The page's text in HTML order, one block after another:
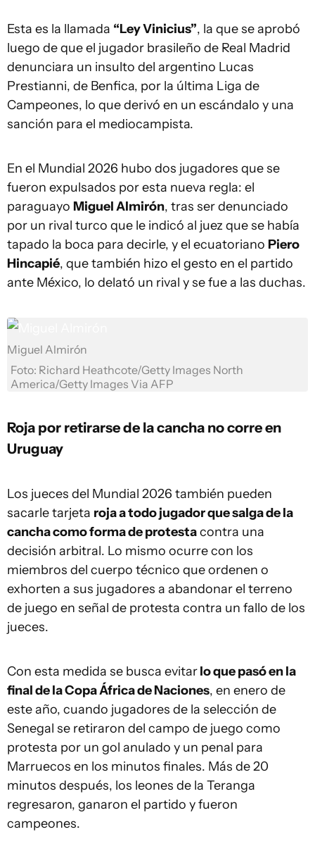
Esta es la llamada “Ley Vinicius”, la que se aprobó
luego de que el jugador brasileño de Real Madrid
denunciara un insulto del argentino Lucas
Prestianni, de Benfica, por la última Liga de
Campeones, lo que derivó en un escándalo y una
sanción para el mediocampista.
En el Mundial 2026 hubo dos jugadores que se
fueron expulsados por esta nueva regla: el
paraguayo Miguel Almirón, tras ser denunciado
por un rival turco que le indicó al juez que se había
tapado la boca para decirle, y el ecuatoriano Piero
Hincapié, que también hizo el gesto en el partido
ante México, lo delató un rival y se fue a las duchas.
Miguel Almirón
Foto: Richard Heathcote/Getty Images North
America/Getty Images Via AFP
Roja por retirarse de la cancha no corre en
Uruguay
Los jueces del Mundial 2026 también pueden
sacarle tarjeta roja a todo jugador que salga de la
cancha como forma de protestacontra una
decisión arbitral. Lo mismo ocurre con los
miembros del cuerpo técnico que ordenen o
exhorten a sus jugadores a abandonar el terreno
de juego en señal de protesta contra un fallo de los
jueces.
Con esta medida se busca evitarlo que pasó en la
final de la Copa África de Naciones, en enero de
este año, cuando jugadores de la selección de
Senegal se retiraron del campo de juego como
protesta por un gol anulado y un penal para
Marruecos en los minutos finales. Más de 20
minutos después, los leones de la Teranga
regresaron, ganaron el partido y fueron
campeones.